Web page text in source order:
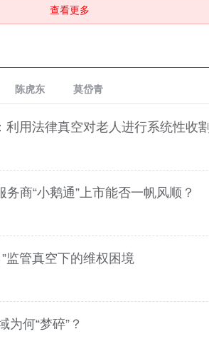
查看更多
陈虎东 莫岱青
利用法律真空对老人进行系统性收割
商“小鹅通”上市能否一帆风顺？
监管真空下的维权困境
为何“梦碎”？